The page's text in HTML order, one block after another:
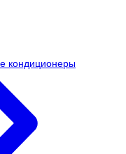
кондиционеры